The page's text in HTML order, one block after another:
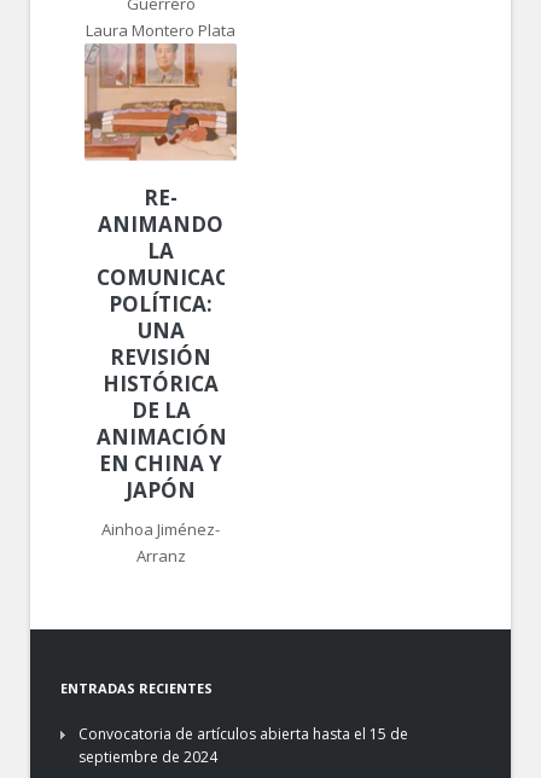
Laura Montero Plata
RE-
ANIMANDO
LA
COMUNICACIÓN
POLÍTICA:
UNA
REVISIÓN
HISTÓRICA
DE LA
ANIMACIÓN
EN CHINA Y
JAPÓN
Ainhoa Jiménez-
Arranz
ENTRADAS RECIENTES
Convocatoria de artículos abierta hasta el 15 de
septiembre de 2024